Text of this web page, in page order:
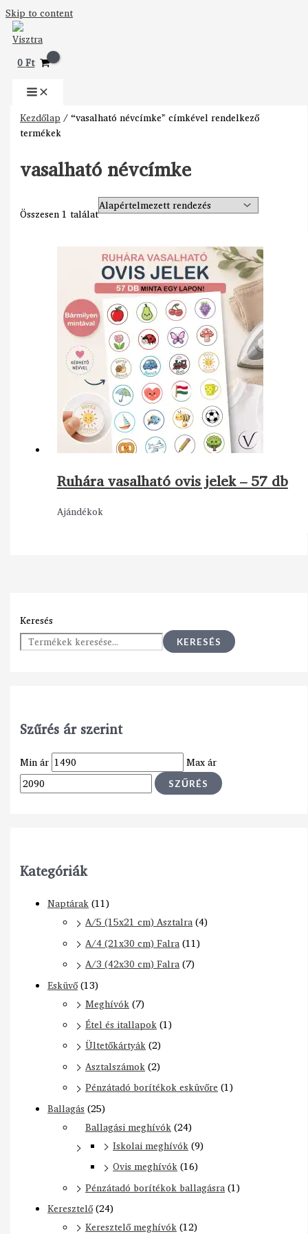
Skip to content
0Ft
Keresés
KERESÉS
Szűrés ár szerint
Min ár Max ár
SZŰRÉS
Kategóriák
Naptárak(11)
A/5 (15x21 cm) Asztalra(4)
A/4 (21x30 cm) Falra(11)
A/3 (42x30 cm) Falra(7)
Esküvő(13)
Meghívók(7)
Étel és itallapok(1)
Ültetőkártyák(2)
Asztalszámok(2)
Pénzátadó borítékok esküvőre (1)
Ballagás (25)
Ballagási meghívók(24)
Iskolai meghívók(9)
Ovis meghívók(16)
Pénzátadó borítékok ballagásra(1)
Keresztelő(24)
Keresztelő meghívók(12)
Kezdőlap / “vasalható névcímke” címkével rendelkező
termékek
vasalható névcímke
Összesen 1 találat
Ruhára vasalható ovis jelek – 57 db
Ajándékok